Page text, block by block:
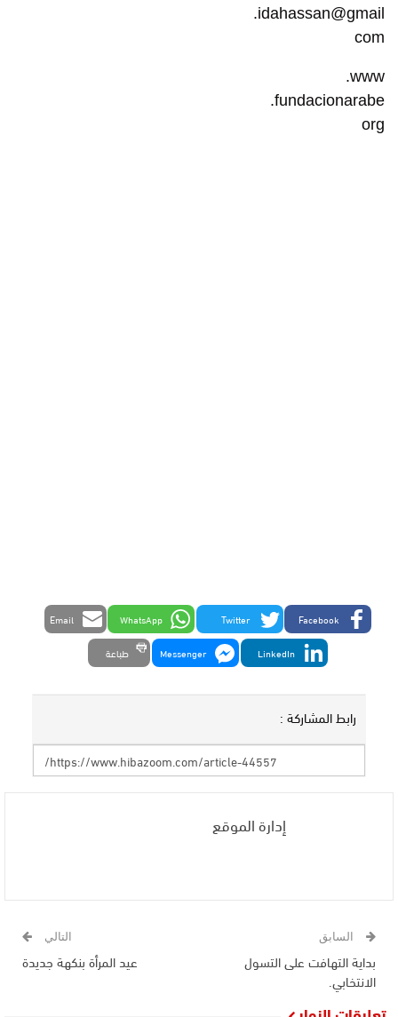
idahassan@gmail.
com
www.
fundacionarabe.
org
Facebook
Twitter
WhatsApp
Email
LinkedIn
Messenger طباعة
رابط المشاركة :
إدارة الموقع
السابق
بداية التهافت على التسول
الانتخابي.
التالي
عيد المرأة بنكهة جديدة